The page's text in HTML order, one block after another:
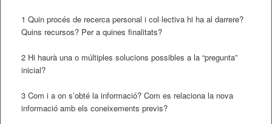
1 Quin procés de recerca personal i col·lectiva hi ha al darrere?
Quins recursos? Per a quines finalitats?
2 Hi haurà una o múltiples solucions possibles a la “pregunta”
inicial?
3 Com i a on s’obté la informació? Com es relaciona la nova
informació amb els coneixements previs?